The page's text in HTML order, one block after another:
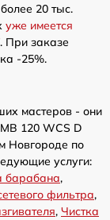
20 тыс.
уже имеется
. При заказе
-25%.
мастеров - они
120 WCS D
Новгороде по
услуги:
барабана,
фильтра,
, Чистка